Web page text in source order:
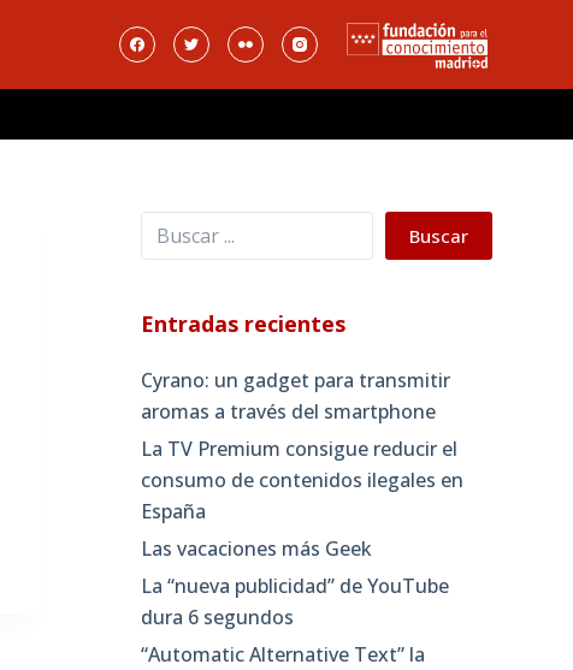
Buscar Buscar
Entradas recientes
Cyrano: un gadget para transmitir
aromas a través del smartphone
La TV Premium consigue reducir el
consumo de contenidos ilegales en
España
Las vacaciones más Geek
La “nueva publicidad” de YouTube
dura 6 segundos
“Automatic Alternative Text” la